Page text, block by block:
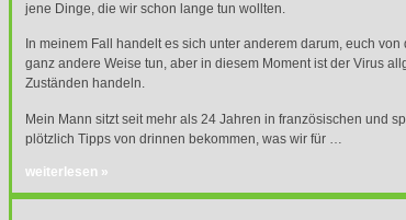
jene Dinge, die wir schon lange tun wollten.
In meinem Fall handelt es sich unter anderem darum, euch
ganz andere Weise tun, aber in diesem Moment ist der Virus
Zuständen handeln.
Mein Mann sitzt seit mehr als 24 Jahren in französischen und
plötzlich Tipps von drinnen bekommen, was wir für …
weiterlesen »